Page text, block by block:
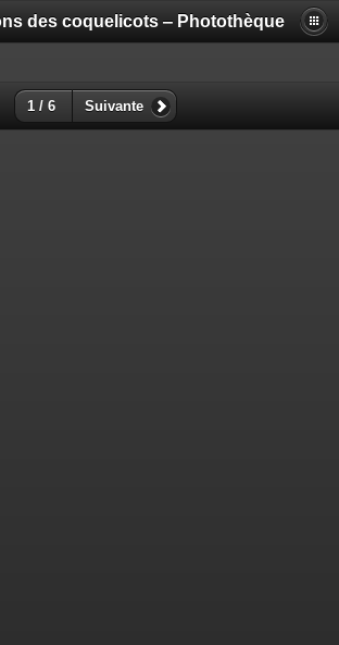
des coquelicots ‒ Photothèque
1 / 6 Suivante